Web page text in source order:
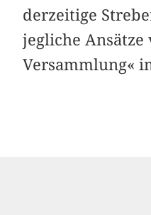
derzeitige
jegliche
Versammlung«